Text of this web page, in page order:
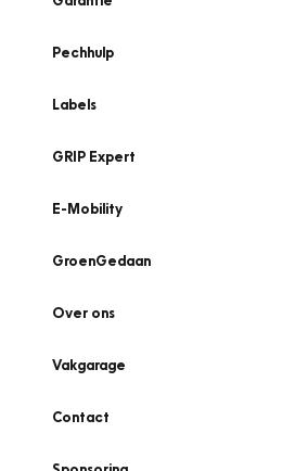
Pechhulp
Labels
GRIP Expert
E-Mobility
GroenGedaan
Over ons
Vakgarage
Contact